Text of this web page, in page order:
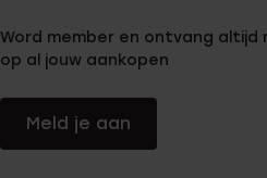
Word member en ontvang altijd
op al jouw aankopen
Meld je aan